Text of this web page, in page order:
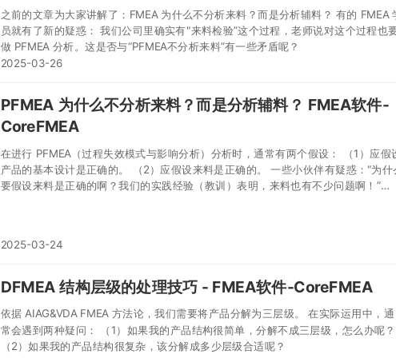
之前的文章为大家讲解了：FMEA 为什么不分析来料？而是分析辅料？ 有的 FMEA
员就有了新的疑惑： 我们公司里确实有"来料检验”这个过程，老师说对这个过程也要
做 PFMEA 分析。这是否与“PFMEA不分析来料”有一些矛盾呢？
2025-03-26
PFMEA 为什么不分析来料？而是分析辅料？ FMEA软件-
CoreFMEA
在进行 PFMEA（过程失效模式与影响分析）分析时，通常有两个假设： （1）应假
产品的基本设计是正确的。 （2）应假设来料是正确的。 一些小伙伴有疑惑：“为什
要假设来料是正确的啊？我们的实践经验（教训）表明，来料也有不少问题啊！”
2025-03-24
DFMEA 结构层级的处理技巧 - FMEA软件-CoreFMEA
依据 AIAG&VDA FMEA 方法论，我们需要将产品分解为三层级。 在实际运用中，通
常会遇到两种疑问： （1）如果我的产品结构很简单，分解不成三层级，怎么办呢？
（2）如果我的产品结构很复杂，该分解成多少层级合适呢？